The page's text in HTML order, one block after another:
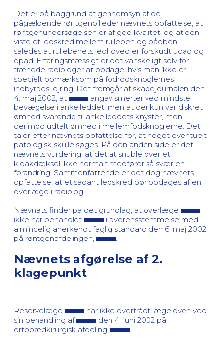
Det er på baggrund af gennemsyn af de
pågældende røntgenbilleder nævnets opfattelse, at
røntgenundersøgelsen er af god kvalitet, og at den
viste et ledskred mellem rulleben og bådben,
således at rullebenets ledhoved er forskudt udad og
opad. Erfaringsmæssigt er det vanskeligt selv for
trænede radiologer at opdage, hvis man ikke er
specielt opmærksom på fodrodsknoglernes
indbyrdes lejring. Det fremgår af skadejournalen den
4. maj 2002, at
angav smerter ved mindste
bevægelse i ankelleddet, men at der kun var diskret
ømhed svarende til ankelleddets knyster, men
derimod udtalt ømhed i mellemfodsknoglerne. Det
taler efter nævnets opfattelse for, at noget eventuelt
patologisk skulle søges. På den anden side er det
nævnets vurdering, at det at snuble over et
kloakdæksel ikke normalt medfører så svær en
forandring. Sammenfattende er det dog nævnets
opfattelse, at et sådant ledskred bør opdages af en
overlæge i radiologi.
Nævnets finder på det grundlag, at overlæge
ikke har behandlet
i overensstemmelse med
almindelig anerkendt faglig standard den 6. maj 2002
på røntgenafdelingen,
Nævnets afgørelse af 2.
klagepunkt
Reservelæge
har ikke overtrådt lægeloven ved
sin behandling af
den 4. juni 2002 på
ortopædkirurgisk afdeling,